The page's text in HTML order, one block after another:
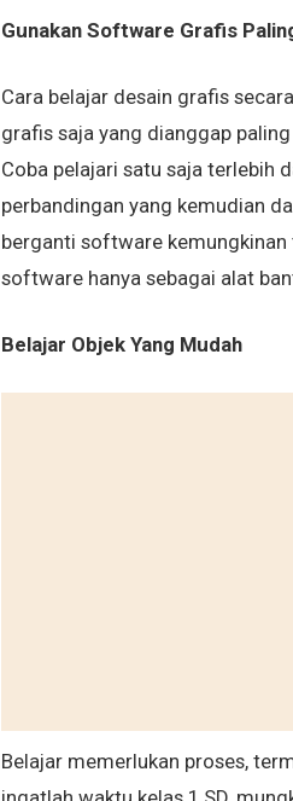
Gunakan Software Grafis
Cara belajar desain grafis
grafis saja yang dianggap
Coba pelajari satu saja terlebih
perbandingan yang kemudian
berganti software
software hanya sebagai alat
Belajar Objek Yang Mudah
Belajar memerlukan proses,